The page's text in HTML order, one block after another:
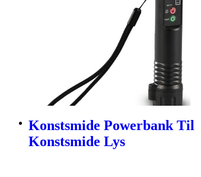
Konstsmide Powerbank Til
Konstsmide Lys